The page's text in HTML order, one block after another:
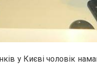
у Києві чоловік